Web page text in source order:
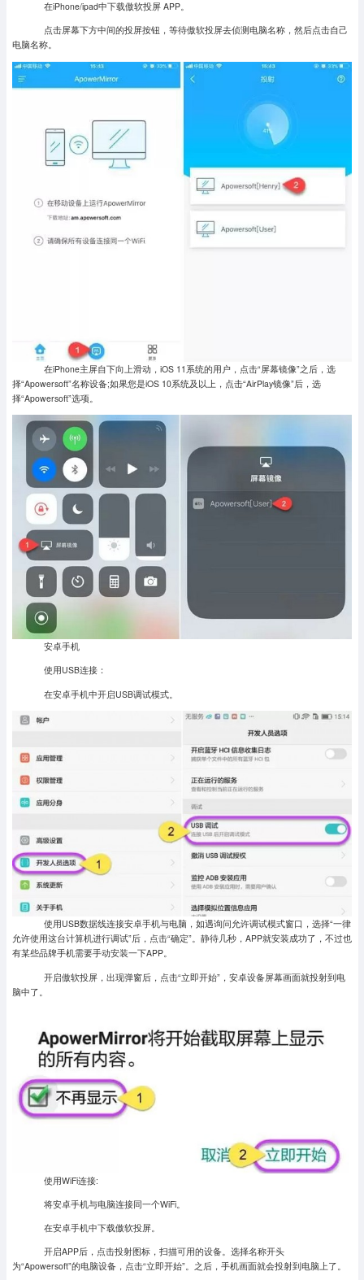
在iPhone/ipad中下载傲软投屏 APP。
点击屏幕下方中间的投屏按钮，等待傲软投屏去侦测电脑名称，然后点击自己
电脑名称。
在iPhone主屏自下向上滑动，iOS 11系统的用户，点击“屏幕镜像”之后，选
择“Apowersoft”名称设备;如果您是iOS 10系统及以上，点击“AirPlay镜像”后，选
择“Apowersoft”选项。
安卓手机
使用USB连接：
在安卓手机中开启USB调试模式。
使用USB数据线连接安卓手机与电脑，如遇询问允许调试模式窗口，选择“一律
允许使用这台计算机进行调试”后，点击“确定”。静待几秒，APP就安装成功了，不过也
有某些品牌手机需要手动安装一下APP。
开启傲软投屏，出现弹窗后，点击“立即开始”，安卓设备屏幕画面就投射到电
脑中了。
使用WiFi连接:
将安卓手机与电脑连接同一个WiFi。
在安卓手机中下载傲软投屏。
开启APP后，点击投射图标，扫描可用的设备。选择名称开头
为“Apowersoft”的电脑设备，点击“立即开始”。之后，手机画面就会投射到电脑上了。